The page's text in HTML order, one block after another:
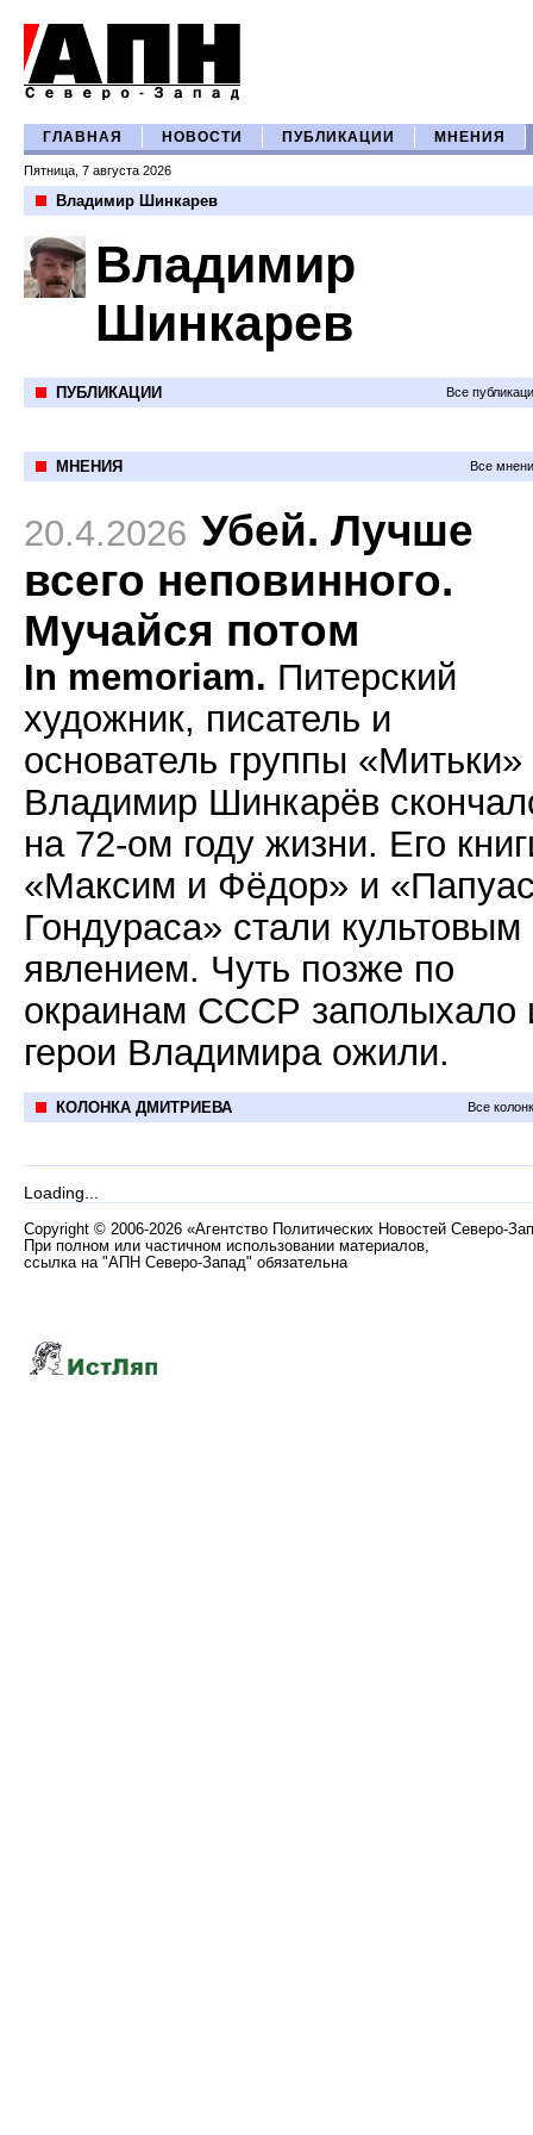
ГЛАВНАЯ НОВОСТИ ПУБЛИКАЦИИ МНЕНИЯ
Пятница, 7 августа 2026
Владимир Шинкарев
Владимир
Шинкарев
ПУБЛИКАЦИИ Все
МНЕНИЯ Все
20.4.2026 Убей. Лучше
всего неповинного.
Мучайся потом
In memoriam. Питерский
художник, писатель и
основатель группы «Митьки»
Владимир Шинкарёв
на 72-ом году жизни. Его
«Максим и Фёдор» и
Гондураса» стали культовым
явлением. Чуть позже по
окраинам СССР заполыхало
герои Владимира ожили.
КОЛОНКА ДМИТРИЕВА Все
Loading...
Copyright © 2006-2026 «Агентство Политических Новостей Северо-
При полном или частичном использовании материалов,
ссылка на "АПН Северо-Запад" обязательна